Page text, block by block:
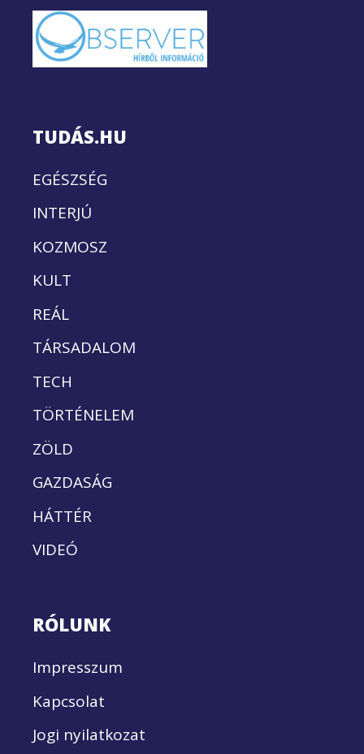
TUDÁS.HU
EGÉSZSÉG
INTERJÚ
KOZMOSZ
KULT
REÁL
TÁRSADALOM
TECH
TÖRTÉNELEM
ZÖLD
GAZDASÁG
HÁTTÉR
VIDEÓ
RÓLUNK
Impresszum
Kapcsolat
Jogi nyilatkozat